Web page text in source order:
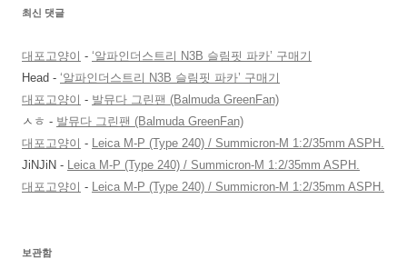
최신 댓글
대포고양이 - ‘알파인더스트리 N3B 슬림핏 파카’ 구매기
Head - ‘알파인더스트리 N3B 슬림핏 파카’ 구매기
대포고양이 - 발뮤다 그린팬 (Balmuda GreenFan)
ㅅㅎ - 발뮤다 그린팬 (Balmuda GreenFan)
대포고양이 - Leica M-P (Type 240) / Summicron-M 1:2/35mm ASPH.
JiNJiN - Leica M-P (Type 240) / Summicron-M 1:2/35mm ASPH.
대포고양이 - Leica M-P (Type 240) / Summicron-M 1:2/35mm ASPH.
보관함